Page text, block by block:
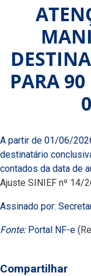
PARA
A partir de 01/06/
destinatário
contados da data de
Ajuste SINIEF nº 14/
Assinado por:
Fonte:Portal NF-e (
Compartilhar